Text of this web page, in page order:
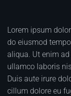
Lorem ipsum
do eiusmod
aliqua. Ut enim
ullamco laboris
Duis aute irure
cillum dolore eu